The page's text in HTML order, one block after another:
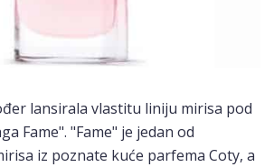
lansirala vlastitu liniju mirisa pod
Fame". "Fame" je jedan od
iz poznate kuće parfema Coty, a